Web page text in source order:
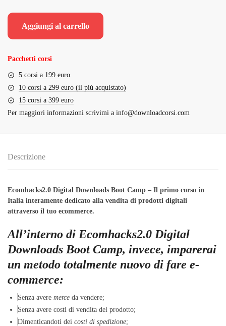
originale attuale
Aggiungi al carrello
Pacchetti corsi
5 corsi a 199 euro
10 corsi a 299 euro (il più acquistato)
15 corsi a 399 euro
Per maggiori informazioni scrivimi a info@downloadcorsi.com
Descrizione
Ecomhacks2.0 Digital Downloads Boot Camp – Il primo corso in
Italia interamente dedicato alla vendita di prodotti digitali
attraverso il tuo ecommerce.
All’interno di Ecomhacks2.0 Digital
Downloads Boot Camp, invece, imparerai
un metodo totalmente nuovo di fare e-
commerce:
Senza avere merce da vendere;
Senza avere costi di vendita del prodotto;
Dimenticandoti dei costi di spedizione;